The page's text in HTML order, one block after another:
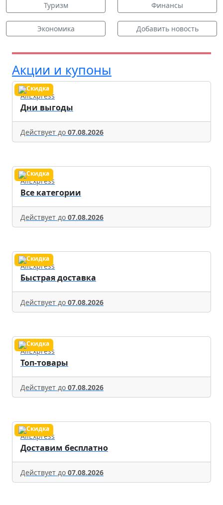
Туризм Финансы
Экономика Добавить новость
Акции и купоны
AliExpress
Дни выгоды
Действует до 07.08.2026
AliExpress
Все категории
Действует до 07.08.2026
AliExpress
Быстрая доставка
Действует до 07.08.2026
AliExpress
Топ-товары
Действует до 07.08.2026
AliExpress
Доставим бесплатно
Действует до 07.08.2026